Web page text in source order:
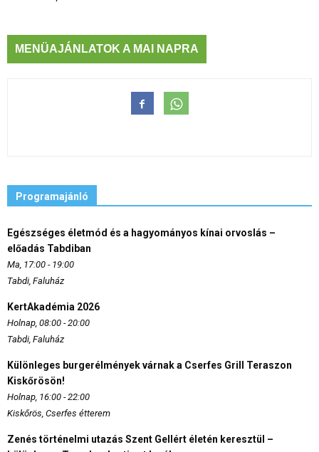
MENÜAJÁNLATOK A MAI NAPRA
Programajánló
Egészséges életmód és a hagyományos kínai orvoslás –
előadás Tabdiban
Ma, 17:00 - 19:00
Tabdi, Faluház
KertAkadémia 2026
Holnap, 08:00 - 20:00
Tabdi, Faluház
Különleges burgerélmények várnak a Cserfes Grill Teraszon
Kiskőrösön!
Holnap, 16:00 - 22:00
Kiskőrös, Cserfes étterem
Zenés történelmi utazás Szent Gellért életén keresztül –